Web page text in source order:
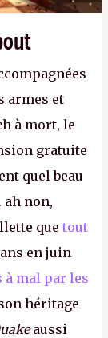
armes et
à mort, le
gratuite
quel beau
ah non,
que tout
en juin
à mal par les
héritage
aussi